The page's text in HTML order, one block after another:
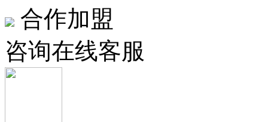
合作加盟
咨询在线客服